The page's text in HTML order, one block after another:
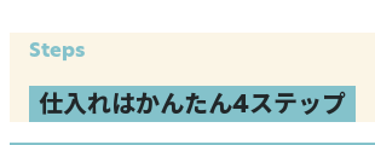
Steps
仕入れはかんたん4ステップ